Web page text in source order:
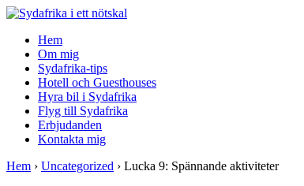
↓
Main
Content
Hem
Om mig
Sydafrika-tips
Hotell och Guesthouses
Hyra bil i Sydafrika
Flyg till Sydafrika
Erbjudanden
Kontakta mig
Hem › Uncategorized › Lucka 9: Spännande aktiviteter